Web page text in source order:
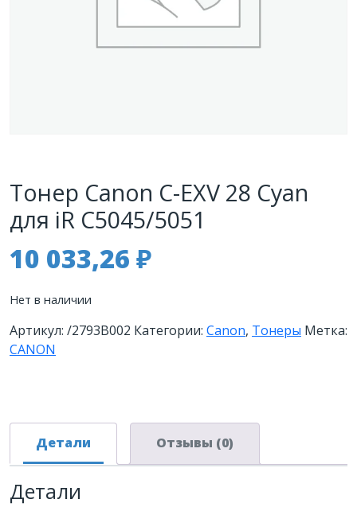
Тонер Canon C-EXV 28 Cyan
для iR C5045/5051
10 033,26 ₽
Нет в наличии
Артикул: /2793B002 Категории: Canon, Тонеры Метка:
CANON
Детали Отзывы (0)
Детали